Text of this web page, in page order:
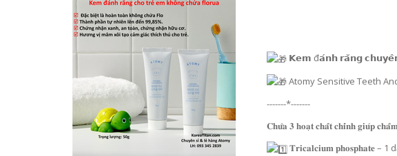
𝗞𝗲𝗺 đ𝗮́𝗻𝗵 𝗿𝗮̆𝗻𝗴 𝗰𝗵𝘂𝘆𝗲̂𝗻
Atomy Sensitive Teeth
-------*-------
𝐂𝐡𝐮̛́𝐚 𝟑 𝐡𝐨𝐚̣𝐭 𝐜𝐡𝐚̂́𝐭 𝐜𝐡𝐢́𝐧𝐡 𝐠𝐢𝐮́𝐩
𝐓𝐫𝐢𝐜𝐚𝐥𝐜𝐢𝐮𝐦 𝐩𝐡𝐨𝐬𝐩𝐡𝐚𝐭𝐞